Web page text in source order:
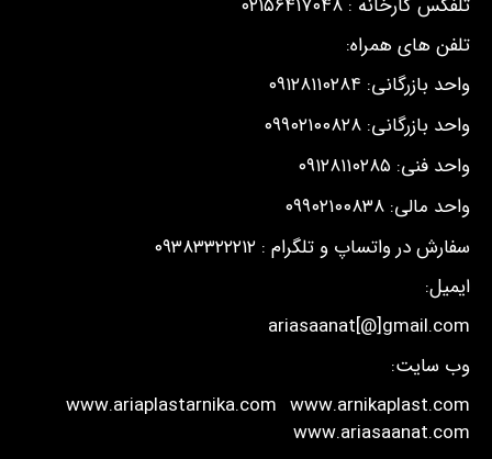
تلفن های همراه:
واحد بازرگانی: ۰۹۱۲۸۱۱۰۲۸۴
واحد بازرگانی: ۰۹۹۰۲۱۰۰۸۲۸
واحد فنی: ۰۹۱۲۸۱۱۰۲۸۵
واحد مالی: ۰۹۹۰۲۱۰۰۸۳۸
سفارش در واتساپ و تلگرام : ۰۹۳۸۳۳۲۲۲۱۲
ایمیل:
ariasaanat[@]gmail.com
وب سایت:
www.arnikaplast.com
www.ariaplastarnika.com
www.ariasaanat.com